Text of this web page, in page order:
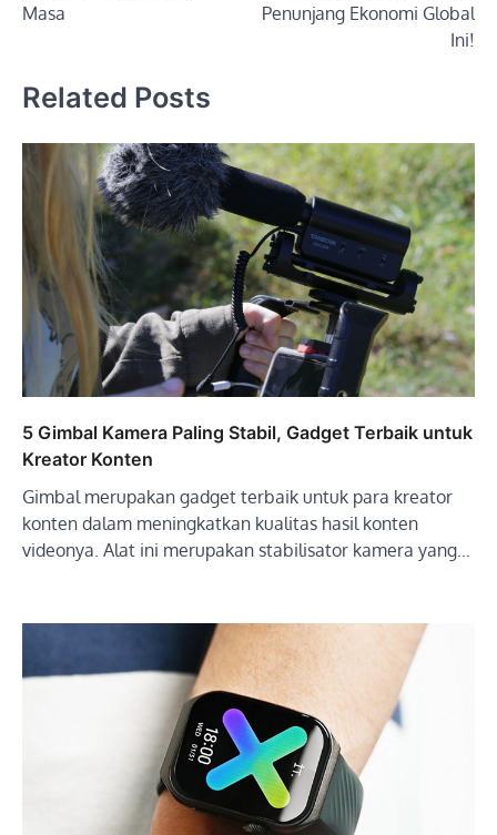
Masa
Penunjang Ekonomi Global
Ini!
Related Posts
5 Gimbal Kamera Paling Stabil, Gadget Terbaik untuk
Kreator Konten
Gimbal merupakan gadget terbaik untuk para kreator
konten dalam meningkatkan kualitas hasil konten
videonya. Alat ini merupakan stabilisator kamera yang…